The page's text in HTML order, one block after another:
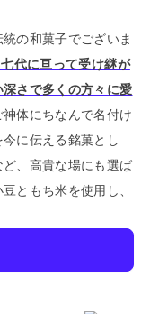
の和菓子でございま
代に亘って受け継が
さで多くの方々に愛
体にちなんで名付け
に伝える銘菓とし
、高貴な場にも選ば
ともち米を使用し、